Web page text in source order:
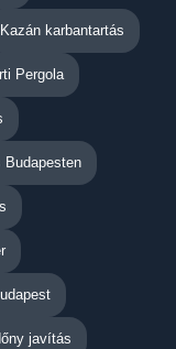
Kazán karbantartás
Pergola
Budapesten
javítás